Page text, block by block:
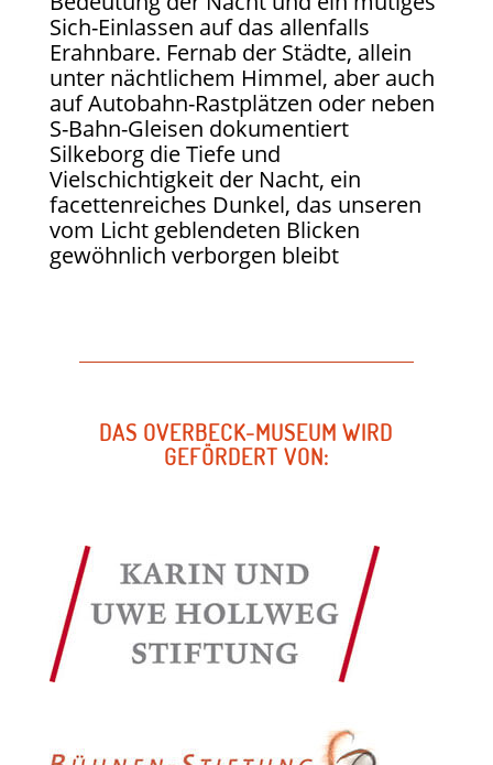
Sich-Einlassen auf das allenfalls
Erahnbare. Fernab der Städte, allein
unter nächtlichem Himmel, aber auch
auf Autobahn-Rastplätzen oder neben
S-Bahn-Gleisen dokumentiert
Silkeborg die Tiefe und
Vielschichtigkeit der Nacht, ein
facettenreiches Dunkel, das unseren
vom Licht geblendeten Blicken
gewöhnlich verborgen bleibt
DAS OVERBECK-MUSEUM WIRD
GEFÖRDERT VON: